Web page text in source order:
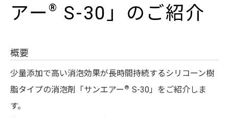
アー ® S-30」のご紹介
概要
​ 少量添加で高い消泡効果が長時間持続するシリコーン樹
脂タイプの消泡剤「サンエアー ® S-30」をご紹介しま
す。